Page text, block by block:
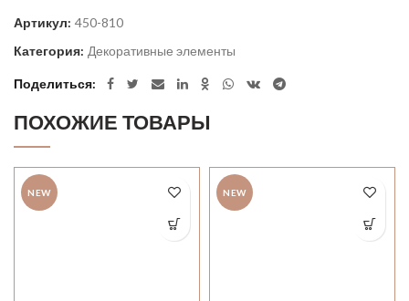
Артикул: 450-810
Категория: Декоративные элементы
Поделиться
ПОХОЖИЕ ТОВАРЫ
NEW NEW